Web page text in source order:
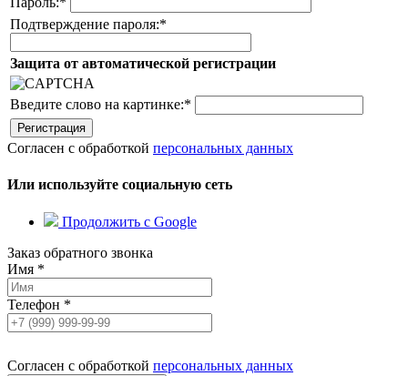
Подтверждение пароля:*
Защита от автоматической регистрации
Введите слово на картинке:*
Согласен с обработкой персональных данных
Или используйте социальную сеть
Продолжить с Google
Заказ обратного звонка
Имя *
Телефон *
Согласен с обработкой персональных данных